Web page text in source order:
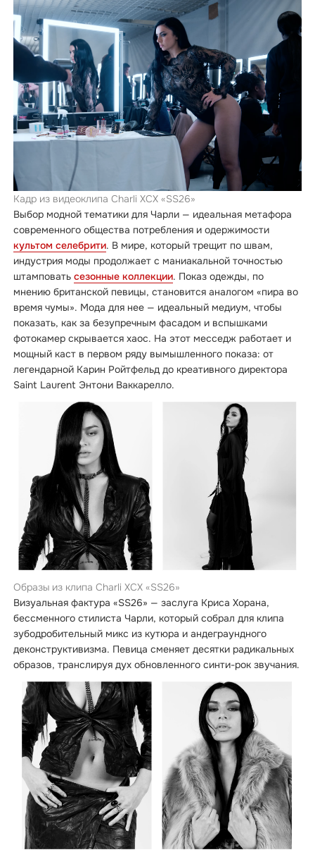
Кадр из видеоклипа Charli XCX «SS26»
Выбор модной тематики для Чарли — идеальная метафора
современного общества потребления и одержимости
культом селебрити. В мире, который трещит по швам,
индустрия моды продолжает с маниакальной точностью
штамповатьсезонные коллекции. Показ одежды, по
мнению британской певицы, становится аналогом «пира во
время чумы». Мода для нее — идеальный медиум, чтобы
показать, как за безупречным фасадом и вспышками
фотокамер скрывается хаос. На этот месседж работает и
мощный каст в первом ряду вымышленного показа: от
легендарной Карин Ройтфельд до креативного директора
Saint Laurent Энтони Ваккарелло.
Образы из клипа Charli XCX «SS26»
Визуальная фактура «SS26» — заслуга Криса Хорана,
бессменного стилиста Чарли, который собрал для клипа
зубодробительный микс из кутюра и андеграундного
деконструктивизма. Певица сменяет десятки радикальных
образов, транслируя дух обновленного синти-рок звучания.